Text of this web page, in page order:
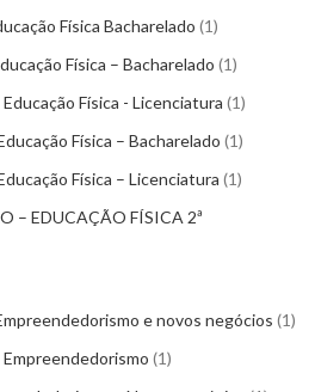
Física Bacharelado 1
Física – Bacharelado 1
Física - Licenciatura 1
Física – Bacharelado 1
Física – Licenciatura 1
– EDUCAÇÃO FÍSICA 2ª
e novos negócios 1
1